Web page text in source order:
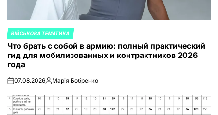
ОПУБЛИКОВАНО
В
ВІЙСЬКОВА ТЕМАТИКА
Что брать с собой в армию: полный практический
гид для мобилизованных и контрактников 2026
года
on07.08.2026Запись
Марія Бобренко